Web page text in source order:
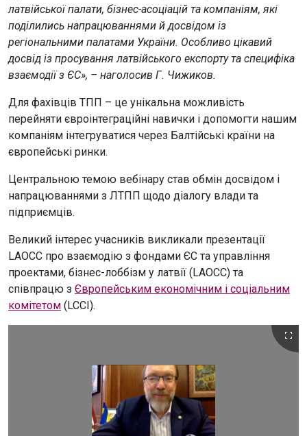
латвійської палати, бізнес-асоціацій та компаніям, які
поділились напрацюваннями й досвідом із
регіональними палатами України. Особливо цікавий
досвід із просування латвійського експорту та специфіка
взаємодії з ЄС», – наголосив Г. Чижиков.
Для фахівців ТПП – це унікальна можливість
перейняти євроінтеграційні навички і допомогти нашим
компаніям інтегруватися через Балтійські країни на
європейські ринки.
Центральною темою вебінару став обмін досвідом і
напрацюваннями з ЛТПП щодо діалогу влади та
підприємців.
Великий інтерес учасників викликали презентації
LAOCC про взаємодію з фондами ЄС та управління
проектами, бізнес-лоббізм у латвії (LAOCC) та
співпрацю з Європейським економічним і соціальним
комітетом (LCCI).